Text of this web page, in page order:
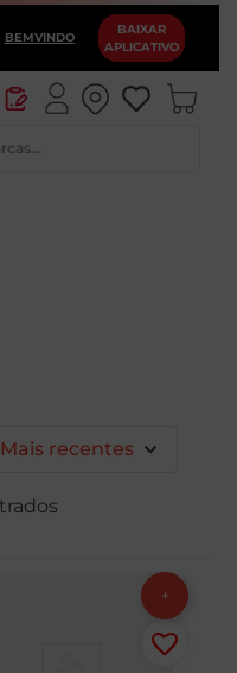
BEMVINDO
BAIXAR
APLICATIVO
Mais recentes